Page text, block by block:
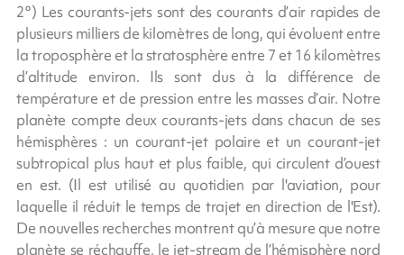
2°) Les courants-jets sont des courants d’air rapides de
plusieurs milliers de kilomètres de long, qui évoluent entre
la troposphère et la stratosphère entre 7 et 16 kilomètres
d’altitude environ. Ils sont dus à la différence de
température et de pression entre les masses d’air. Notre
planète compte deux courants-jets dans chacun de ses
hémisphères : un courant-jet polaire et un courant-jet
subtropical plus haut et plus faible, qui circulent d’ouest
en est. (Il est utilisé au quotidien par l'aviation, pour
laquelle il réduit le temps de trajet en direction de l'Est).
De nouvelles recherches montrent qu’à mesure que notre
planète se réchauffe, le jet-stream de l’hémisphère nord